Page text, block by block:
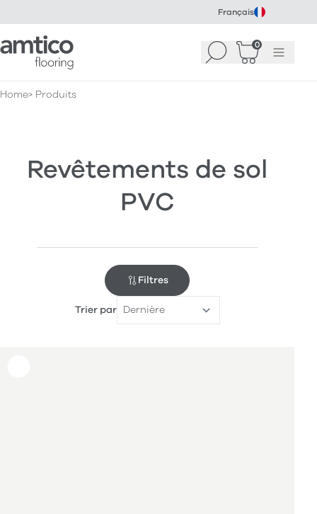
Français
Amtico Flooring Recherche
0
Panier(0)
Menu
Home Produits
Revêtements de sol
PVC
Filtres
Trier par